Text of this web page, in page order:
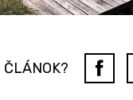
ČLÁNOK?